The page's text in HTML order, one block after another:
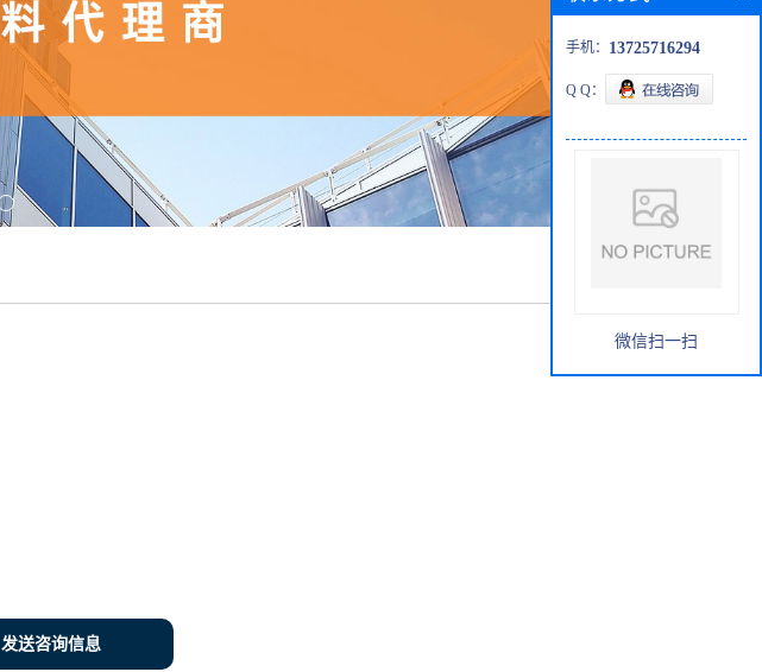
发送咨询信息
手机： 13725716294
Q Q：
微信扫一扫